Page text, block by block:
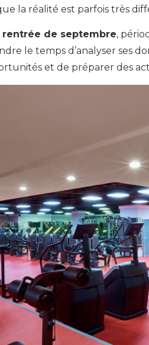
la réalité est parfois très
rentrée de septembre,
le temps d’analyser ses
et de préparer des